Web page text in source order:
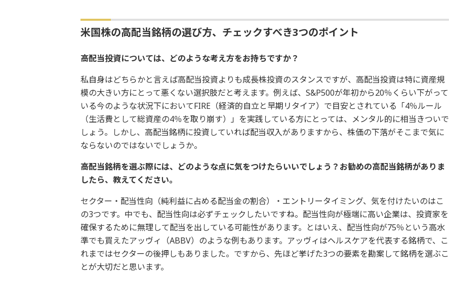
米国株の高配当銘柄の選び方、チェックすべき3つのポイント
――高配当投資については、どのような考え方をお持ちですか？
私自身はどちらかと言えば高配当投資よりも成長株投資のスタンスですが、高配当投資は特に資産規
模の大きい方にとって悪くない選択肢だと考えます。例えば、S&P500が年初から20％くらい下がって
いる今のような状況下においてFIRE（経済的自立と早期リタイア）で目安とされている「4％ルール
（生活費として総資産の4％を取り崩す）」を実践している方にとっては、メンタル的に相当きついで
しょう。しかし、高配当銘柄に投資していれば配当収入がありますから、株価の下落がそこまで気に
ならないのではないでしょうか。
――高配当銘柄を選ぶ際には、どのような点に気をつけたらいいでしょう？お勧めの高配当銘柄がありま
したら、教えてください。
セクター・配当性向（純利益に占める配当金の割合）・エントリータイミング、気を付けたいのはこ
の3つです。中でも、配当性向は必ずチェックしたいですね。配当性向が極端に高い企業は、投資家を
確保するために無理して配当を出している可能性があります。とはいえ、配当性向が75％という高水
準でも買えたアッヴィ（ABBV）のような例もあります。アッヴィはヘルスケアを代表する銘柄で、こ
れまではセクターの後押しもありました。ですから、先ほど挙げた3つの要素を勘案して銘柄を選ぶこ
とが大切だと思います。